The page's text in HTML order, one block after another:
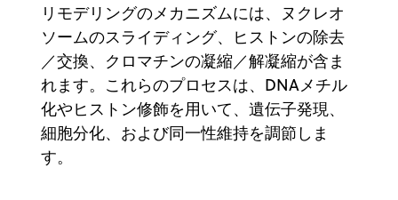
リモデリングのメカニズムには、ヌクレオ
ソームのスライディング、ヒストンの除去
／交換、クロマチンの凝縮／解凝縮が含ま
れます。これらのプロセスは、DNAメチル
化やヒストン修飾を用いて、遺伝子発現、
細胞分化、および同一性維持を調節しま
す。